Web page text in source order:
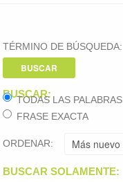
TÉRMINO DE BÚSQUEDA:
BUSCAR
BUSCAR:
TODAS LAS PALABRAS
FRASE EXACTA
ORDENAR:
BUSCAR SOLAMENTE: